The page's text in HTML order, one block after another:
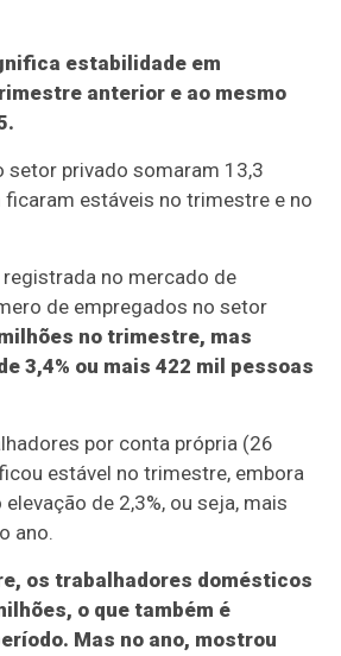
estabilidade em
anterior e ao mesmo
setor privado somaram 13,3
estáveis no trimestre e no
no mercado de
de empregados no setor
no trimestre, mas
3,4% ou mais 422 mil pessoas
por conta própria (26
estável no trimestre, embora
de 2,3%, ou seja, mais
ano.
os trabalhadores domésticos
o que também é
Mas no ano, mostrou